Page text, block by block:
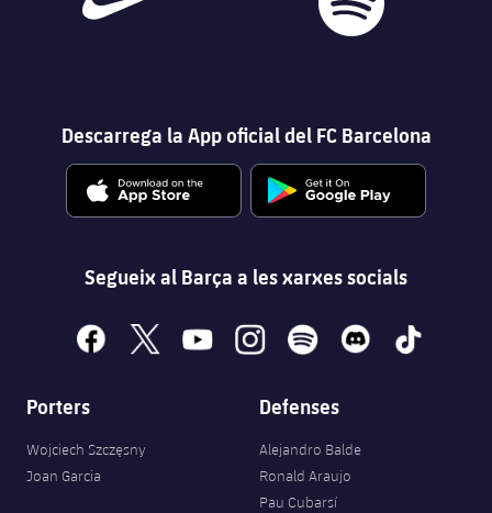
Descarrega la App oficial del FC Barcelona
Segueix al Barça a les xarxes socials
facebook
x youtubeinstagramspotify discord tiktok
Porters
Wojciech Szczęsny
Joan Garcia
Defenses
Alejandro Balde
Ronald Araujo
Pau Cubarsí